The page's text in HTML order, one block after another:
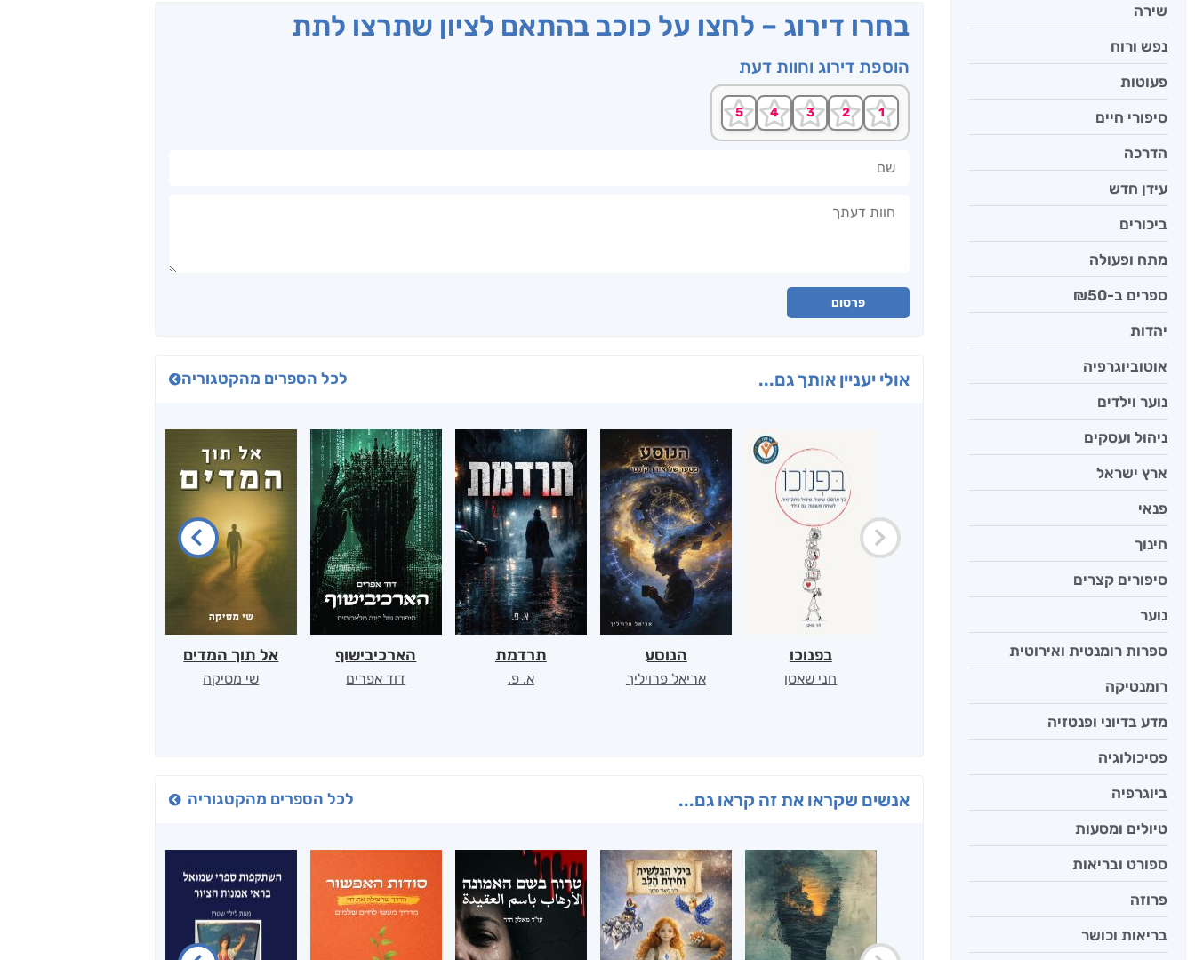
שירה
נפש ורוח
פעוטות
סיפורי חיים
הדרכה
עידן חדש
ביכורים
מתח ופעולה
ספרים ב-₪50
יהדות
אוטוביוגרפיה
נוער וילדים
ניהול ועסקים
ארץ ישראל
פנאי
חינוך
סיפורים קצרים
נוער
ספרות רומנטית ואירוטית
רומנטיקה
מדע בדיוני ופנטזיה
פסיכולוגיה
ביוגרפיה
טיולים ומסעות
ספורט ובריאות
פרוזה
בריאות וכושר
בחרו דירוג – לחצו על כוכב בהתאם לציון שתרצו לתת
הוספת דירוג וחוות דעת
פרסום
אולי יעניין אותך גם... לכל הספרים מהקטגוריה
בפנוכו
חני שאטן
הנוסע
אריאל פרויליך
תרדמת
א. פ.
הארכיבישוף
דוד אפרים
אל תוך המדים
שי מסיקה
אנשים שקראו את זה קראו גם... לכל הספרים מהקטגוריה